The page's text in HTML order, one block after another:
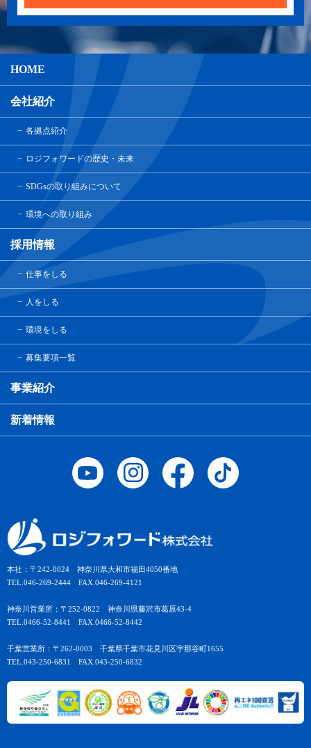
本社：〒242-0024 神奈川県大和市福田4050番地
TEL.046-269-2444 FAX.046-269-4121
神奈川営業所：〒252-0822 神奈川県藤沢市葛原43-4
TEL.0466-52-8441 FAX.0466-52-8442
千葉営業所：〒262-0003 千葉県千葉市花見川区宇那谷町1655
TEL.043-250-6831 FAX.043-250-6832
HOME
会社紹介
各拠点紹介
ロジフォワードの歴史・未来
SDGsの取り組みについて
環境への取り組み
採用情報
仕事をしる
人をしる
環境をしる
募集要項一覧
事業紹介
新着情報